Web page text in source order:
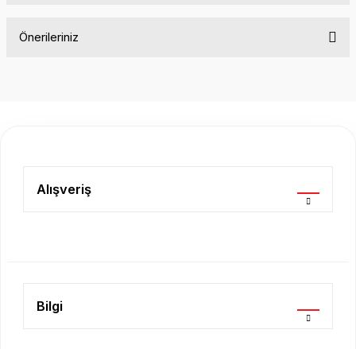
Önerileriniz
Ürün açıklamasında eksik bilgiler bulunuyor.
Alışveriş
Bilgi